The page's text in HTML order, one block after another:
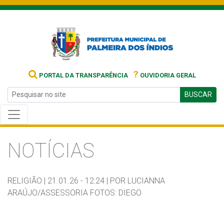
PORTAL DA TRANSPARÊNCIA ? OUVIDORIA GERAL
BUSCAR
NOTÍCIAS
RELIGIÃO | 21.01.26 - 12:24 | POR LUCIANNA
ARAÚJO/ASSESSORIA FOTOS: DIEGO